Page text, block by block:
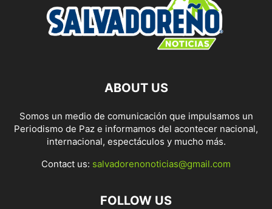
ABOUT US
Somos un medio de comunicación que impulsamos un
Periodismo de Paz e informamos del acontecer nacional,
internacional, espectáculos y mucho más.
Contact us: salvadorenonoticias@gmail.com
FOLLOW US